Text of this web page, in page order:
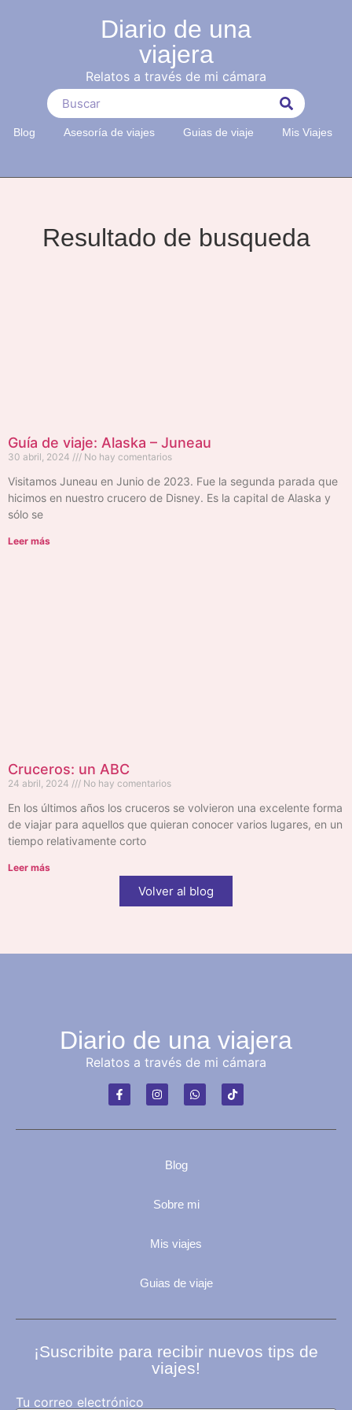
Diario de una
viajera
Relatos a través de mi cámara
Blog Asesoría de viajes Guias de viaje Mis Viajes
Resultado de busqueda
Guía de viaje: Alaska – Juneau
30 abril, 2024 No hay comentarios
Visitamos Juneau en Junio de 2023. Fue la segunda parada que
hicimos en nuestro crucero de Disney. Es la capital de Alaska y
sólo se
Leer más
Cruceros: un ABC
24 abril, 2024 No hay comentarios
En los últimos años los cruceros se volvieron una excelente forma
de viajar para aquellos que quieran conocer varios lugares, en un
tiempo relativamente corto
Leer más
Volver al blog
Diario de una viajera
Relatos a través de mi cámara
Blog
Sobre mi
Mis viajes
Guias de viaje
¡Suscribite para recibir nuevos tips de
viajes!
Tu correo electrónico